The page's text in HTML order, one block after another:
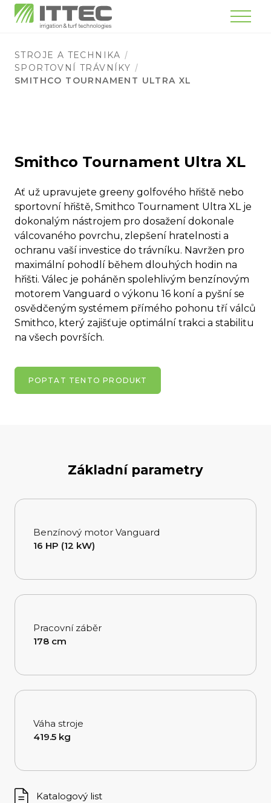
Menu
STROJE A TECHNIKA
SPORTOVNÍ TRÁVNÍKY
SMITHCO TOURNAMENT ULTRA XL
Smithco Tournament Ultra XL
Ať už upravujete greeny golfového hřiště nebo
sportovní hřiště, Smithco Tournament Ultra XL je
dokonalým nástrojem pro dosažení dokonale
válcovaného povrchu, zlepšení hratelnosti a
ochranu vaší investice do trávníku. Navržen pro
maximální pohodlí během dlouhých hodin na
hřišti. Válec je poháněn spolehlivým benzínovým
motorem Vanguard o výkonu 16 koní a pyšní se
osvědčeným systémem přímého pohonu tří válců
Smithco, který zajišťuje optimální trakci a stabilitu
na všech površích.
POPTAT TENTO PRODUKT
Základní parametry
Benzínový motor Vanguard
16 HP (12 kW)
Pracovní záběr
178 cm
Váha stroje
419.5 kg
Katalogový list